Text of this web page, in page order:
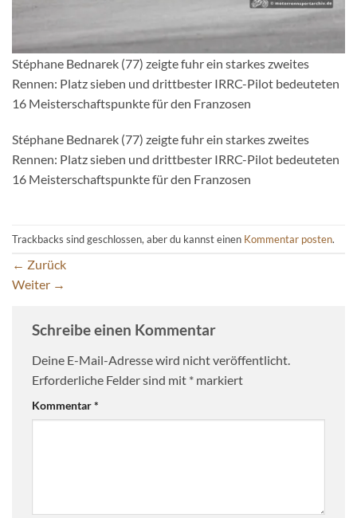
Stéphane Bednarek (77) zeigte fuhr ein starkes zweites
Rennen: Platz sieben und drittbester IRRC-Pilot bedeuteten
16 Meisterschaftspunkte für den Franzosen
Stéphane Bednarek (77) zeigte fuhr ein starkes zweites
Rennen: Platz sieben und drittbester IRRC-Pilot bedeuteten
16 Meisterschaftspunkte für den Franzosen
Trackbacks sind geschlossen, aber du kannst einen Kommentar posten.
← Zurück
Weiter →
Schreibe einen Kommentar
Deine E-Mail-Adresse wird nicht veröffentlicht.
Erforderliche Felder sind mit * markiert
Kommentar*